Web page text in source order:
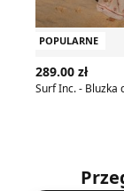
POPULARNE
289.00 zł
Surf Inc. - Bluzka